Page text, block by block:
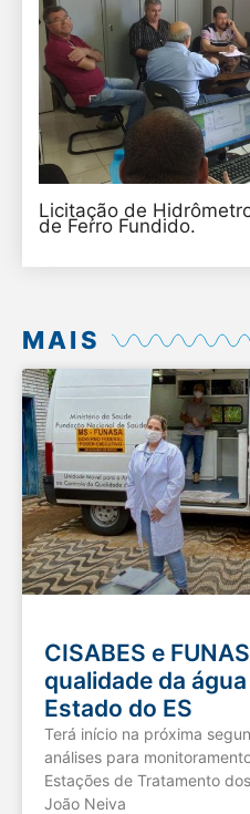
Licitação de
de Ferro Fundido.
MAIS
CISABES e
qualidade da
Estado do ES
Terá início na próxima
análises para
Estações de Tratamento
João Neiva